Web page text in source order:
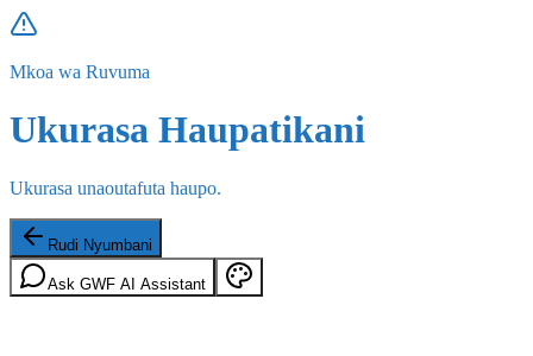
Mkoa wa Ruvuma
Ukurasa Haupatikani
Ukurasa unaoutafuta haupo.
Rudi Nyumbani
Ask GWF AI Assistant